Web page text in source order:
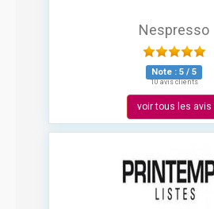
Nespresso
Note : 5 / 5
10 avis clients
voir tous les avis